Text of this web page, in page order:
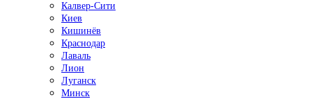
Калвер-Сити
Киев
Кишинёв
Краснодар
Лаваль
Лион
Луганск
Минск